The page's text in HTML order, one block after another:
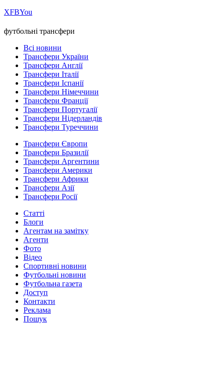
ХFBYou
футбольні трансфери
Всі новини
Трансфери України
Трансфери Англії
Трансфери Італії
Трансфери Іспанії
Трансфери Німеччини
Трансфери Франції
Трансфери Португалії
Трансфери Нідерландів
Трансфери Туреччини
Трансфери Європи
Трансфери Бразилії
Трансфери Аргентини
Трансфери Америки
Трансфери Африки
Трансфери Азії
Трансфери Росії
Статті
Блоги
Агентам на замітку
Агенти
Фото
Відео
Спортивні новини
Футбольні новини
Футбольна газета
Доступ
Контакти
Реклама
Пошук